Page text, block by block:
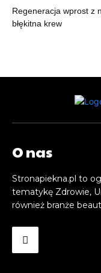
Regeneracja wprost z
błękitna krew
O nas
Stronapiekna.pl to
tematykę Zdrowie,
również branże